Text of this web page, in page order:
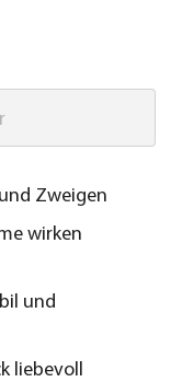
Zweigen
wirken
und
liebevoll